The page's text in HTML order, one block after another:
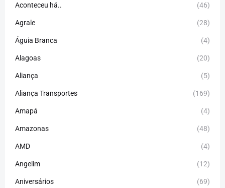
Aconteceu há.. (46)
Agrale (28)
Águia Branca (4)
Alagoas (20)
Aliança (5)
Aliança Transportes (169)
Amapá (4)
Amazonas (48)
AMD (4)
Angelim (12)
Aniversários (69)